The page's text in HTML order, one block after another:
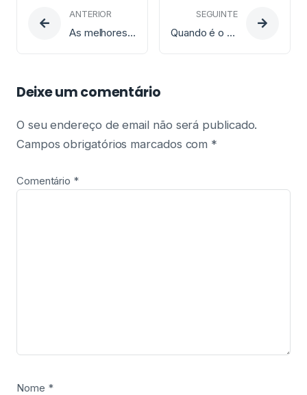
ANTERIOR
As melhores férias da tua vida com o jackpot do Euromilhões
SEGUINTE
Quando é o Sorteio da Lotaria EuroDreams?
Deixe um comentário
O seu endereço de email não será publicado.
Campos obrigatórios marcados com *
Comentário *
Nome *